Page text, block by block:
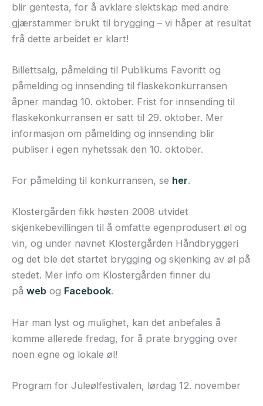
blir gentesta, for å avklare slektskap med andre
gjærstammer brukt til brygging – vi håper at resultat
frå dette arbeidet er klart!
Billettsalg, påmelding til Publikums Favoritt og
påmelding og innsending til flaskekonkurransen
åpner mandag 10. oktober. Frist for innsending til
flaskekonkurransen er satt til 29. oktober. Mer
informasjon om påmelding og innsending blir
publiser i egen nyhetssak den 10. oktober.
For påmelding til konkurransen, se her.
Klostergården fikk høsten 2008 utvidet
skjenkebevillingen til å omfatte egenprodusert øl og
vin, og under navnet Klostergården Håndbryggeri
og det ble det startet brygging og skjenking av øl på
stedet. Mer info om Klostergården finner du
på web og Facebook.
Har man lyst og mulighet, kan det anbefales å
komme allerede fredag, for å prate brygging over
noen egne og lokale øl!
Program for Juleølfestivalen, lørdag 12. november